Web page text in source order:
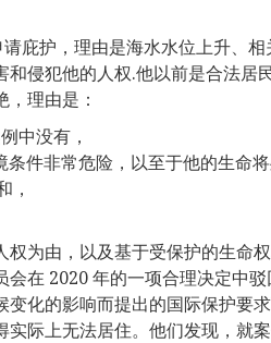
护，理由是海水水位上升、相
侵犯他的人权.他以前是合法居
理由是：
中没有，
件非常危险，以至于他的生命
，
为由，以及基于受保护的生命
在 2020 年的一项合理决定中
化的影响而提出的国际保护要
际上无法居住。他们发现，就